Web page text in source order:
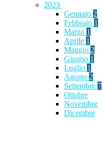
2023
Gennaio 2
Febbraio 1
Marzo 1
Aprile 1
Maggio 2
Giugno 1
Luglio 1
Agosto 2
Settembre 7
Ottobre
Novembre
Dicembre